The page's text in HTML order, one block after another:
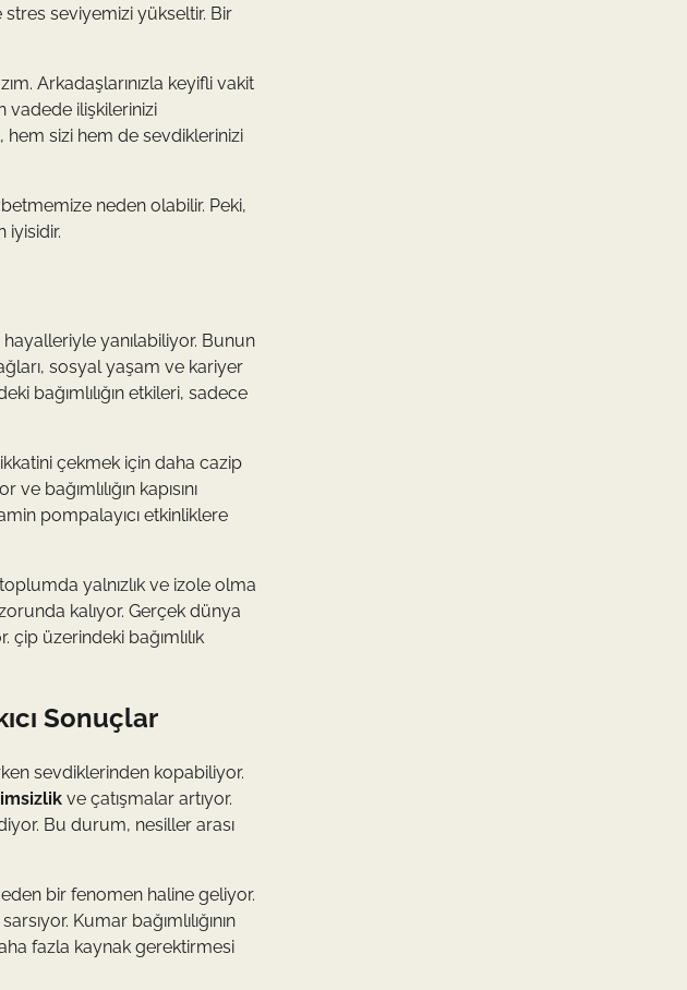
seviyemizi yükseltir. Bir
Arkadaşlarınızla keyifli vakit
vadede ilişkilerinizi
hem sizi hem de sevdiklerinizi
neden olabilir. Peki,
iyisidir.
hayalleriyle yanılabiliyor. Bunun
sosyal yaşam ve kariyer
bağımlılığın etkileri, sadece
çekmek için daha cazip
bağımlılığın kapısını
pompalayıcı etkinliklere
yalnızlık ve izole olma
kalıyor. Gerçek dünya
üzerindeki bağımlılık
Sonuçlar
sevdiklerinden kopabiliyor.
ve çatışmalar artıyor.
Bu durum, nesiller arası
bir fenomen haline geliyor.
Kumar bağımlılığının
fazla kaynak gerektirmesi